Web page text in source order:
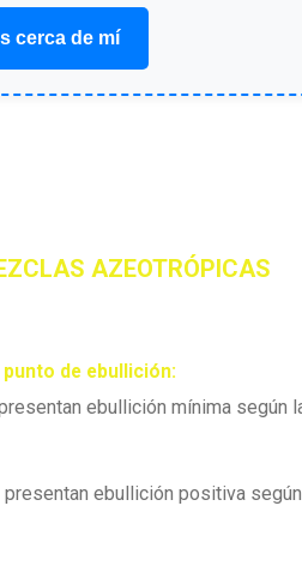
cerca de mí
AZEOTRÓPICAS
de ebullición:
ebullición mínima según
ebullición positiva